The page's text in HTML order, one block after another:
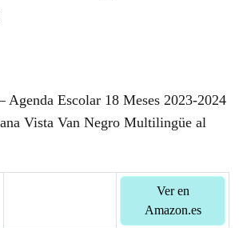
Agenda Escolar 18 Meses 2023-2024
Vista Van Negro Multilingüe al
Ver en
Amazon.es